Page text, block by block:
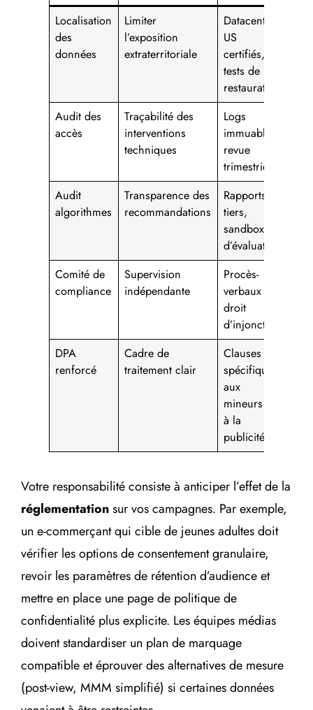
Localisation
des
données
Limiter
l’exposition
extraterritoriale
Datacenters
US
certifiés,
tests de
restauration
Audit des
accès
Traçabilité des
interventions
techniques
Logs
immuables,
revue
trimestrielle
Audit
algorithmes
Transparence des
recommandations
Rapports
tiers,
sandbox
d’évaluation
Comité de
compliance
Supervision
indépendante
Procès-
verbaux et
droit
d’injonction
DPA
renforcé
Cadre de
traitement clair
Clauses
spécifiques
aux
mineurs et
à la
publicité
Votre responsabilité consiste à anticiper l’effet de la
réglementationsur vos campagnes. Par exemple,
un e-commerçant qui cible de jeunes adultes doit
vérifier les options de consentement granulaire,
revoir les paramètres de rétention d’audience et
mettre en place une page de politique de
confidentialité plus explicite. Les équipes médias
doivent standardiser un plan de marquage
compatible et éprouver des alternatives de mesure
(post-view, MMM simplifié) si certaines données